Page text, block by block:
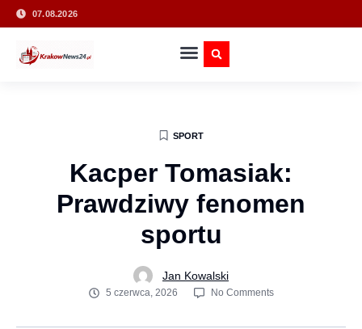
07.08.2026
SPORT
Kacper Tomasiak:
Prawdziwy fenomen
sportu
Jan Kowalski
5 czerwca, 2026 No Comments